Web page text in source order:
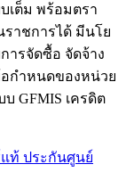
เต็ม พร้อมตรา
าชการได้ มีนโย
ารจัดซื้อ จัดจ้าง
กำหนดของหน่วย
GFMIS เครดิต